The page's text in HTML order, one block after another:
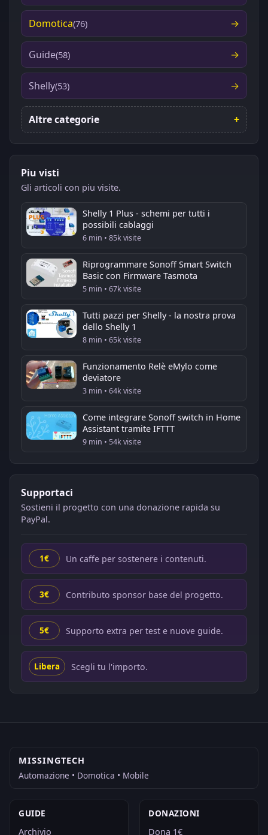
Domotica(76)
Guide(58)
Shelly(53)
Altre categorie
Piu visti
Gli articoli con piu visite.
Shelly 1 Plus - schemi per tutti i
possibili cablaggi
6 min • 85k visite
Riprogrammare Sonoff Smart Switch
Basic con Firmware Tasmota
5 min • 67k visite
Tutti pazzi per Shelly - la nostra prova
dello Shelly 1
8 min • 65k visite
Funzionamento Relè eMylo come
deviatore
3 min • 64k visite
Come integrare Sonoff switch in Home
Assistant tramite IFTTT
9 min • 54k visite
Supportaci
Sostieni il progetto con una donazione rapida su
PayPal.
1€ Un caffe per sostenere i contenuti.
3€ Contributo sponsor base del progetto.
5€ Supporto extra per test e nuove guide.
Libera Scegli tu l'importo.
MISSINGTECH
Automazione • Domotica • Mobile
GUIDE
Archivio
DONAZIONI
Dona 1€